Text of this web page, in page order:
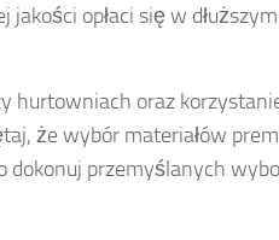
opłaci się w
hurtowniach oraz
że wybór materiałów
dokonuj przemyślanych